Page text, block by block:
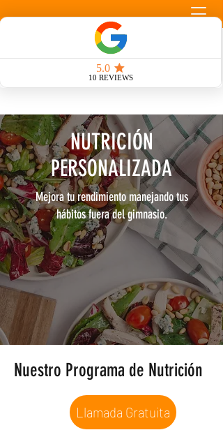
Llamada Gratuita
NUTRICIÓN
PERSONALIZADA
Mejora tu rendimiento manejando tus
hábitos fuera del gimnasio.
Nuestro Programa de Nutrición
Llamada Gratuita